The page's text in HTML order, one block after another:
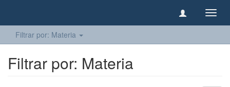
Filtrar por: Materia
Filtrar por: Materia